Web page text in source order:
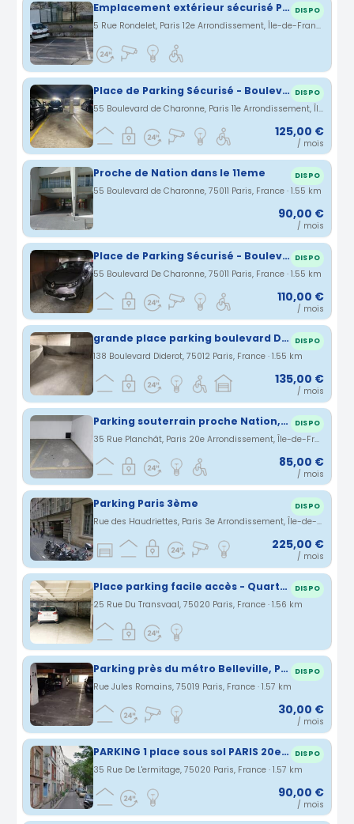
Emplacement extérieur sécurisé Paris 12 DISPO
5 Rue Rondelet, Paris 12e Arrondissement, Île-de-France, France · 1.54 km
Place de Parking Sécurisé - Boulevard de Charonne - 75011 DISPO
55 Boulevard de Charonne, Paris 11e Arrondissement, Île-de-France, Francia · 1.54 km
125,00 €
/ mois
Proche de Nation dans le 11eme DISPO
55 Boulevard de Charonne, 75011 Paris, France · 1.55 km
90,00 €
/ mois
Place de Parking Sécurisé - Boulevard de Charonne - 75011 DISPO
55 Boulevard De Charonne, 75011 Paris, France · 1.55 km
110,00 €
/ mois
grande place parking boulevard Diderot DISPO
138 Boulevard Diderot, 75012 Paris, France · 1.55 km
135,00 €
/ mois
Parking souterrain proche Nation, Avron, Alexandre Dumas, Buzenval DISPO
35 Rue Planchât, Paris 20e Arrondissement, Île-de-France, France · 1.55 km
85,00 €
/ mois
Parking Paris 3ème DISPO
Rue des Haudriettes, Paris 3e Arrondissement, Île-de-France, France · 1.55 km
225,00 €
/ mois
Place parking facile accès - Quartier Jourdain, Couronnes, Parc de Belleville, Ménilmontant DISPO
25 Rue Du Transvaal, 75020 Paris, France · 1.56 km
Parking près du métro Belleville, PARIS DISPO
Rue Jules Romains, 75019 Paris, France · 1.57 km
30,00 €
/ mois
PARKING 1 place sous sol PARIS 20e ermitage-jourdain DISPO
35 Rue De L'ermitage, 75020 Paris, France · 1.57 km
90,00 €
/ mois